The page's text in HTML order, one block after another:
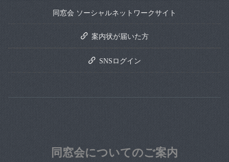
同窓会 ソーシャルネットワークサイト
案内状が届いた方
SNSログイン
同窓会についてのご案内